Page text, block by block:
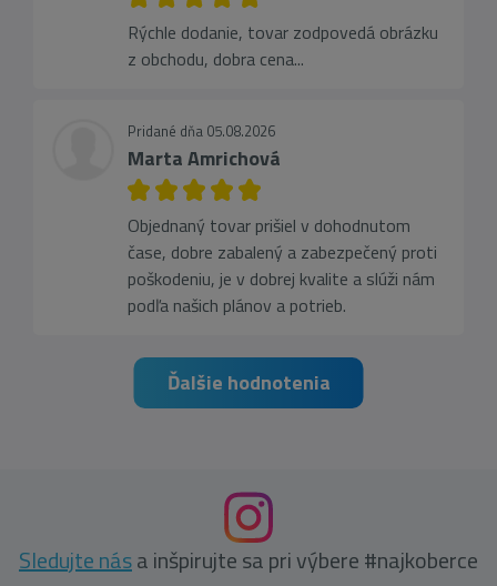
Rýchle dodanie, tovar zodpovedá obrázku
z obchodu, dobra cena...
Pridané dňa 05.08.2026
Marta Amrichová
Objednaný tovar prišiel v dohodnutom
čase, dobre zabalený a zabezpečený proti
poškodeniu, je v dobrej kvalite a slúži nám
podľa našich plánov a potrieb.
Ďalšie hodnotenia
Sledujte nása inšpirujte sa pri výbere #najkoberce